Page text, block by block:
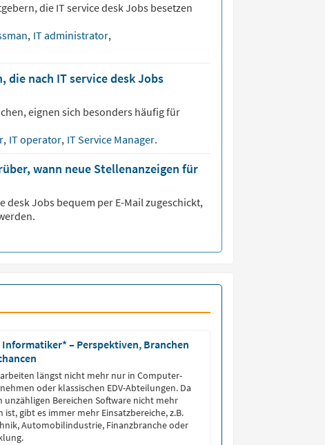
dieIT service deskJobs besetzen
, IT administrator,
nach IT service desk Jobs
eignen sich besonders häufig für
, IT operator, IT Service Manager.
wann neue Stellenanzeigen für
deskJobs bequem per E-Mail zugeschickt,
Informatiker* – Perspektiven, Branchen
längst nicht mehr nur in Computer-
oder klassischen EDV-Abteilungen. Da
unzähligen Bereichen Software nicht mehr
ist, gibt es immer mehr Einsatzbereiche, z.B.
Automobilindustrie, Finanzbranche oder